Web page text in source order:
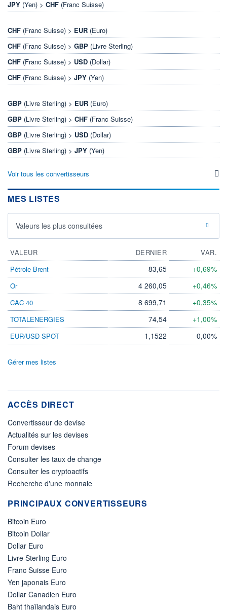
JPY (Yen) > CHF (Franc Suisse)
CHF (Franc Suisse) > EUR (Euro)
CHF (Franc Suisse) > GBP (Livre Sterling)
CHF (Franc Suisse) > USD (Dollar)
CHF (Franc Suisse) > JPY (Yen)
GBP (Livre Sterling) > EUR (Euro)
GBP (Livre Sterling) > CHF (Franc Suisse)
GBP (Livre Sterling) > USD (Dollar)
GBP (Livre Sterling) > JPY (Yen)
Voir tous les convertisseurs
MES LISTES
Valeurs les plus consultées
VALEUR DERNIER
VAR.
Pétrole Brent
83,65 +0,69%
Or 4 260,05 +0,46%
CAC 40 8 699,71 +0,35%
TOTALENERGIES 74,54 +1,00%
EUR/USD SPOT 1,1522 0,00%
Gérer mes listes
ACCÈS DIRECT
Convertisseur de devise
Actualités sur les devises
Forum devises
Consulter les taux de change
Consulter les cryptoactifs
Recherche d'une monnaie
PRINCIPAUX CONVERTISSEURS
Bitcoin Euro
Bitcoin Dollar
Dollar Euro
Livre Sterling Euro
Franc Suisse Euro
Yen japonais Euro
Dollar Canadien Euro
Baht thaïlandais Euro